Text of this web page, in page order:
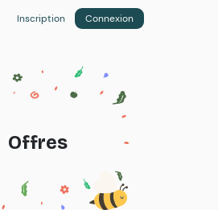
Inscription Connexion
Offres